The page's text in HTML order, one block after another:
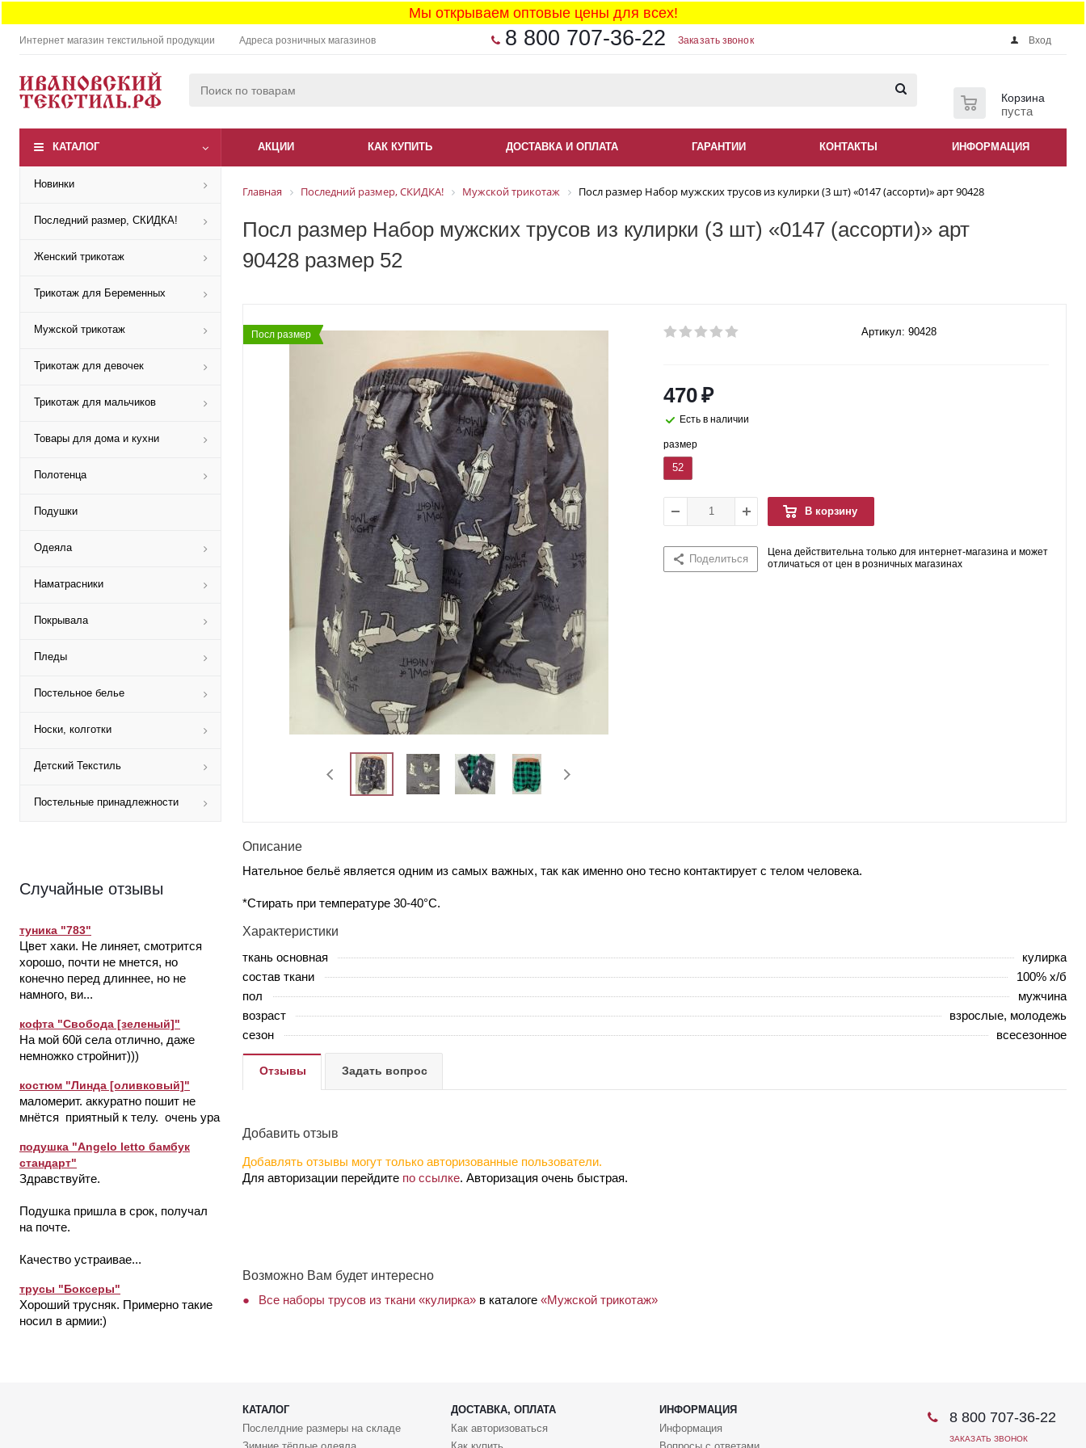
Мы открываем оптовые цены для всех!
Интернет магазин текстильной продукции Адреса розничных магазинов 8 800 707-36-22 Заказать звонок Вход
Корзина
пуста
КАТАЛОГ АКЦИИ КАК КУПИТЬ ДОСТАВКА И ОПЛАТА ГАРАНТИИ КОНТАКТЫ ИНФОРМАЦИЯ
Новинки
Последний размер, СКИДКА!
Женский трикотаж
Трикотаж для Беременных
Мужской трикотаж
Трикотаж для девочек
Трикотаж для мальчиков
Товары для дома и кухни
Полотенца
Подушки
Одеяла
Наматрасники
Покрывала
Пледы
Постельное белье
Носки, колготки
Детский Текстиль
Постельные принадлежности
Случайные отзывы
туника "783"
Цвет хаки. Не линяет, смотрится
хорошо, почти не мнется, но
конечно перед длиннее, но не
намного, ви...
кофта "Свобода [зеленый]"
На мой 60й села отлично, даже
немножко стройнит)))
костюм "Линда [оливковый]"
маломерит. аккуратно пошит не
мнётся приятный к телу. очень ура
подушка "Angelo letto бамбук
стандарт"
Здравствуйте.
Подушка пришла в срок, получал
на почте.
Качество устраивае...
трусы "Боксеры"
Хороший трусняк. Примерно такие
носил в армии:)
Главная Последний размер, СКИДКА! Мужской трикотаж Посл размер Набор мужских трусов из кулирки (3 шт) «0147 (ассорти)» арт 90428
Посл размер Набор мужских трусов из кулирки (3 шт) «0147 (ассорти)» арт
90428 размер 52
Посл размер Артикул: 90428
470₽
Есть в наличии
размер
52
В корзину
Поделиться
Цена действительна только для интернет-магазина и может
отличаться от цен в розничных магазинах
Описание
Нательное бельё является одним из самых важных, так как именно оно тесно контактирует с телом человека.
*Стирать при температуре 30-40°C.
Характеристики
ткань основная
кулирка
состав ткани
100% х/б
пол
мужчина
возраст
взрослые, молодежь
сезон
всесезонное
Отзывы Задать вопрос
Добавить отзыв
Добавлять отзывы могут только авторизованные пользователи.
Для авторизации перейдите по ссылке. Авторизация очень быстрая.
Возможно Вам будет интересно
Все наборы трусов из ткани «кулирка» в каталоге «Мужской трикотаж»
КАТАЛОГ ДОСТАВКА, ОПЛАТА
ИНФОРМАЦИЯ
Послелдние размеры на складе
Как авторизоваться
Информация
8 800 707-36-22
ЗАКАЗАТЬ ЗВОНОК